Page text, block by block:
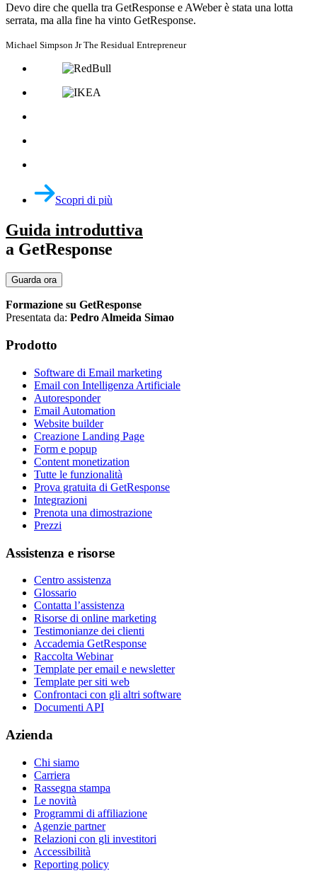
Devo dire che quella tra GetResponse e AWeber è stata una lotta
serrata, ma alla fine ha vinto GetResponse.
Michael Simpson JrThe Residual Entrepreneur
Scopri di più
Guida introduttiva
a GetResponse
Guarda ora
Formazione su GetResponse
Presentata da: Pedro Almeida Simao
Prodotto
Software di Email marketing
Email con Intelligenza Artificiale
Autoresponder
Email Automation
Website builder
Creazione Landing Page
Form e popup
Content monetization
Tutte le funzionalità
Prova gratuita di GetResponse
Integrazioni
Prenota una dimostrazione
Prezzi
Assistenza e risorse
Centro assistenza
Glossario
Contatta l’assistenza
Risorse di online marketing
Testimonianze dei clienti
Accademia GetResponse
Raccolta Webinar
Template per email e newsletter
Template per siti web
Confrontaci con gli altri software
Documenti API
Azienda
Chi siamo
Carriera
Rassegna stampa
Le novità
Programmi di affiliazione
Agenzie partner
Relazioni con gli investitori
Accessibilità
Reporting policy